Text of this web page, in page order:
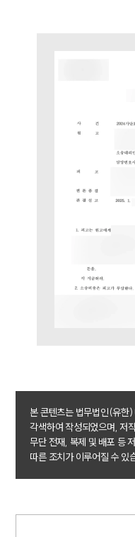
손해배
뉴스
대륜
본 콘텐츠는 법무법인(유한
각색하여 작성되었으며, 저
무단 전재, 복제 및 배포 등
따른 조치가 이루어질 수 있